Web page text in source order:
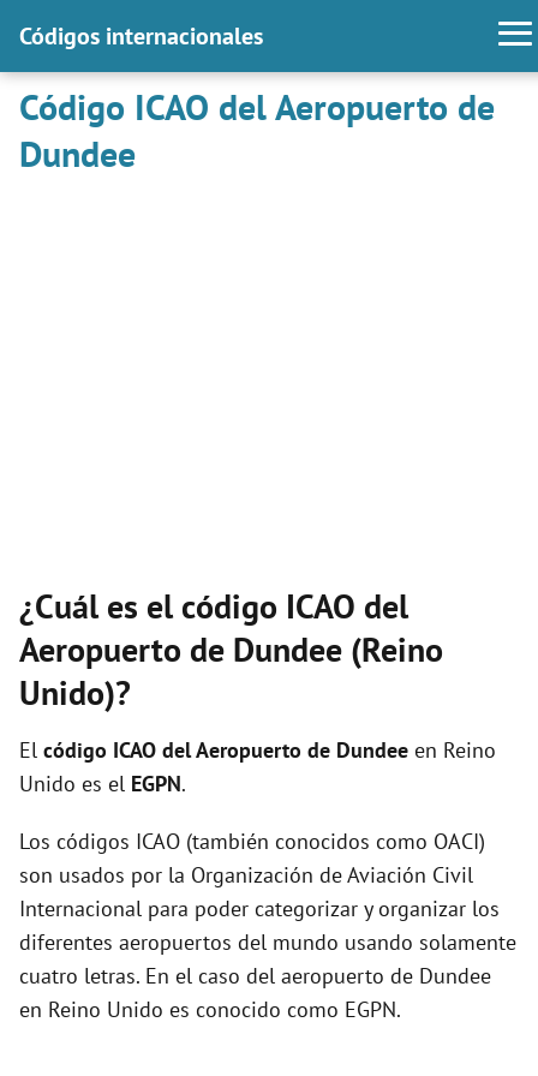
Códigos internacionales
Código ICAO del Aeropuerto de
Dundee
¿Cuál es el código ICAO del
Aeropuerto de Dundee (Reino
Unido)?
El código ICAO delAeropuerto de Dundee en Reino
Unido es el EGPN.
Los códigos ICAO (también conocidos como OACI)
son usados por la Organización de Aviación Civil
Internacional para poder categorizar y organizar los
diferentes aeropuertos del mundo usando solamente
cuatro letras. En el caso del aeropuerto de Dundee
en Reino Unido es conocido como EGPN.